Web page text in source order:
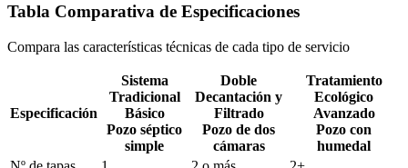
Tabla Comparativa de Especificaciones
Compara las características técnicas de cada tipo de servicio
Especificación
Sistema
Tradicional
Básico
Pozo séptico
simple
Doble
Decantación y
Filtrado
Pozo de dos
cámaras
Tratamiento
Ecológico
Avanzado
Pozo con
humedal